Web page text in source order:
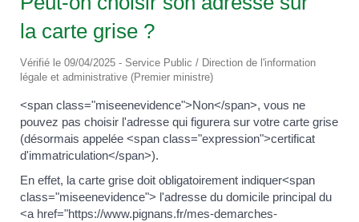
la carte grise ?
Vérifié le 09/04/2025 - Service Public / Direction de l'information
légale et administrative (Premier ministre)
<span class="miseenevidence">Non</span>, vous ne
pouvez pas choisir l'adresse qui figurera sur votre carte grise
(désormais appelée <span class="expression">certificat
d'immatriculation</span>).
En effet, la carte grise doit obligatoirement indiquer<span
class="miseenevidence"> l'adresse du domicile principal du
<a href="https://www.pignans.fr/mes-demarches-